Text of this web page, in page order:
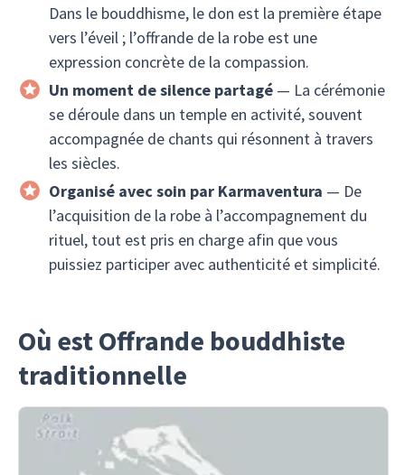
Dans le bouddhisme, le don est la première étape
vers l’éveil ; l’offrande de la robe est une
expression concrète de la compassion.
Un moment de silence partagé— La cérémonie
se déroule dans un temple en activité, souvent
accompagnée de chants qui résonnent à travers
les siècles.
Organisé avec soin par Karmaventura — De
l’acquisition de la robe à l’accompagnement du
rituel, tout est pris en charge afin que vous
puissiez participer avec authenticité et simplicité.
Où est Offrande bouddhiste
traditionnelle